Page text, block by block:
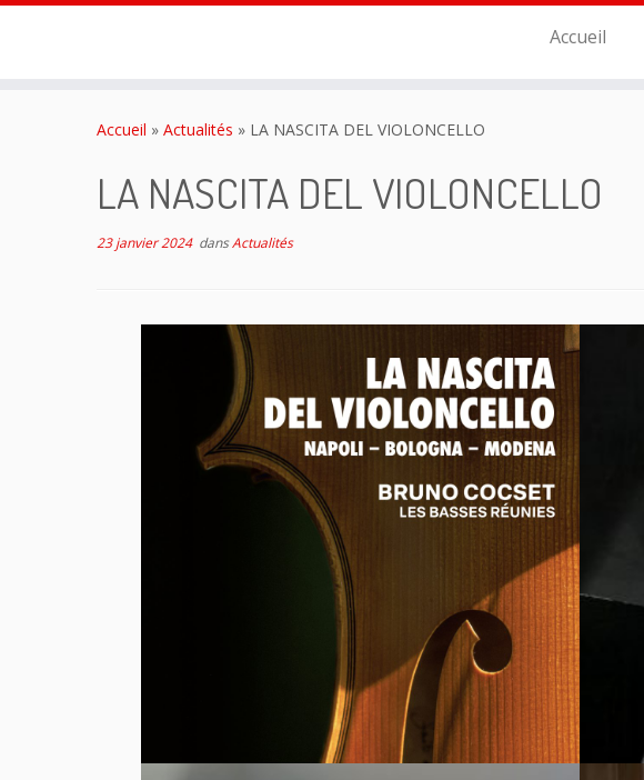
Accueil
Accueil » Actualités » LA NASCITA DEL VIOLONCELLO
LA NASCITA DEL VIOLONCELLO
23 janvier 2024dansActualités